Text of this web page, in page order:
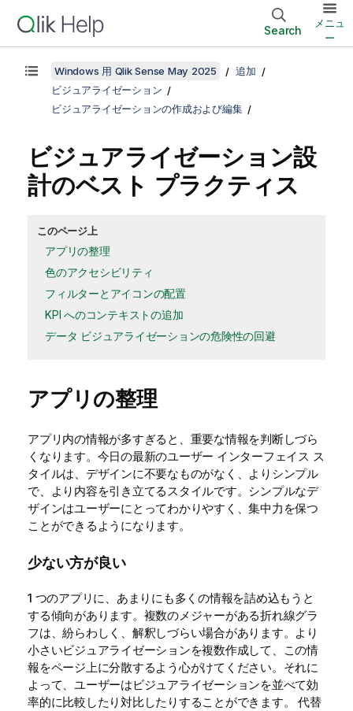
Search
メニュ
ー
Windows 用 Qlik Sense May 2025
追加
ビジュアライゼーション
ビジュアライゼーションの作成および編集
ビジュアライゼーション設
計のベスト プラクティス
このページ上
アプリの整理
色のアクセシビリティ
フィルターとアイコンの配置
KPI へのコンテキストの追加
データ ビジュアライゼーションの危険性の回避
アプリの整理
アプリ内の情報が多すぎると、重要な情報を判断しづら
くなります。今日の最新のユーザー インターフェイス ス
タイルは、デザインに不要なものがなく、よりシンプル
で、より内容を引き立てるスタイルです。シンプルなデ
ザインはユーザーにとってわかりやすく、集中力を保つ
ことができるようになります。
少ない方が良い
1 つのアプリに、あまりにも多くの情報を詰め込もうと
する傾向があります。複数のメジャーがある折れ線グラ
フは、紛らわしく、解釈しづらい場合があります。より
小さいビジュアライゼーションを複数作成して、この情
報をページ上に分散するよう心がけてください。それに
よって、ユーザーはビジュアライゼーションを並べて効
率的に比較したり対比したりすることができます。 代替